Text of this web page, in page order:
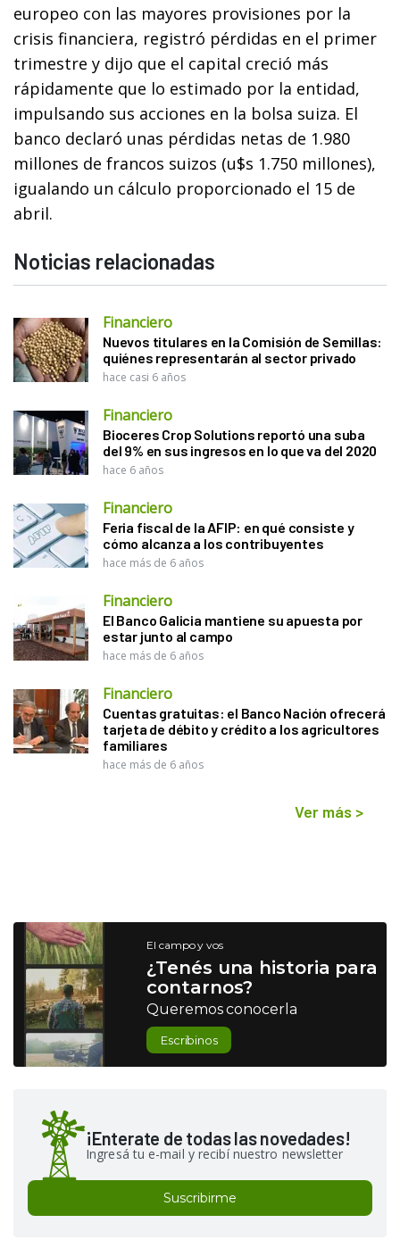
europeo con las mayores provisiones por la
crisis financiera, registró pérdidas en el primer
trimestre y dijo que el capital creció más
rápidamente que lo estimado por la entidad,
impulsando sus acciones en la bolsa suiza. El
banco declaró unas pérdidas netas de 1.980
millones de francos suizos (u$s 1.750 millones),
igualando un cálculo proporcionado el 15 de
abril.
Noticias relacionadas
Financiero
Nuevos titulares en la Comisión de Semillas:
quiénes representarán al sector privado
hace casi 6 años
Financiero
Bioceres Crop Solutions reportó una suba
del 9% en sus ingresos en lo que va del 2020
hace 6 años
Financiero
Feria fiscal de la AFIP: en qué consiste y
cómo alcanza a los contribuyentes
hace más de 6 años
Financiero
El Banco Galicia mantiene su apuesta por
estar junto al campo
hace más de 6 años
Financiero
Cuentas gratuitas: el Banco Nación ofrecerá
tarjeta de débito y crédito a los agricultores
familiares
hace más de 6 años
Ver más >
El campo y vos
¿Tenés una historia para
contarnos?
Queremos conocerla
Escribinos
¡Enterate de todas las novedades!
Ingresá tu e-mail y recibí nuestro newsletter
Suscribirme